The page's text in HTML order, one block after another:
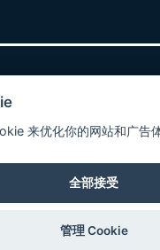
bySpaneco
来优化你的网站和广告体
全部接受
管理 Cookie